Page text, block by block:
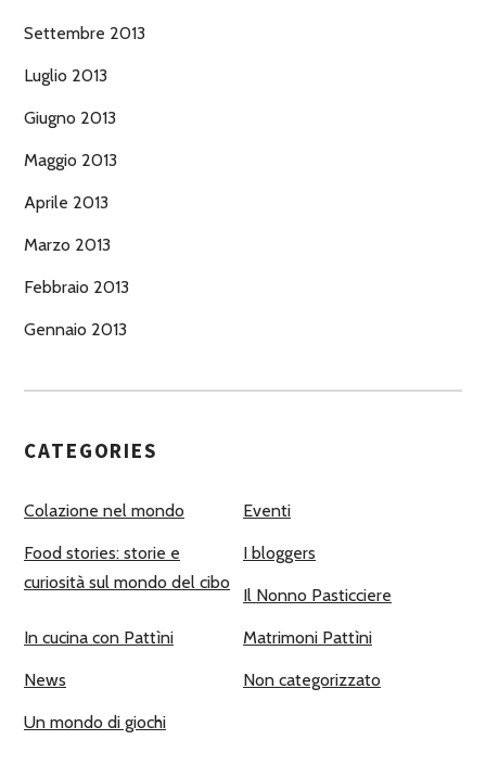
Settembre 2013
Luglio 2013
Giugno 2013
Maggio 2013
Aprile 2013
Marzo 2013
Febbraio 2013
Gennaio 2013
CATEGORIES
Colazione nel mondo Eventi
Food stories: storie e
curiosità sul mondo del cibo
I bloggers
Il Nonno Pasticciere
In cucina con Pattìni Matrimoni Pattìni
News Non categorizzato
Un mondo di giochi